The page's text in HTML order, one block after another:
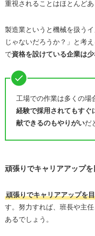
重視されることはほとんどあ
製造業というと機械を扱う
じゃないだろうか？」と考
で資格を設けている企業は
工場での作業は多くの場
経験で採用されてもすぐ
献できるのもやりがいだ
頑張りでキャリアアップを
頑張りでキャリアアップを
す。努力すれば、班長や主
あるでしょう。